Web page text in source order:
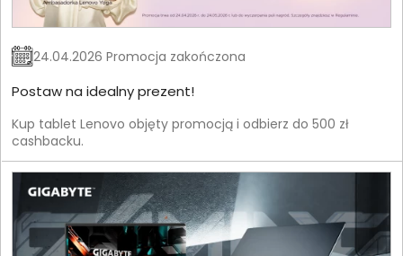
24.04.2026 Promocja zakończona
Postaw na idealny prezent!
Kup tablet Lenovo objęty promocją i odbierz do 500 zł
cashbacku.